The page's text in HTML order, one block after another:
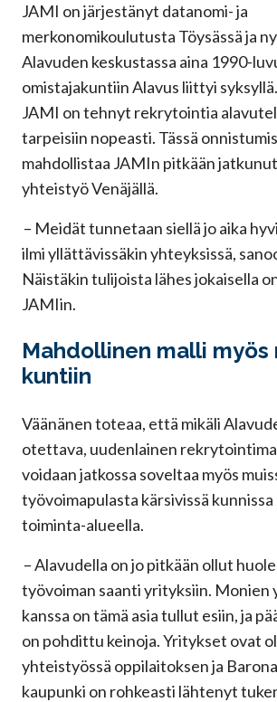
JAMI on järjestänyt datanomi- ja
merkonomikoulutusta Töysässä ja
Alavuden keskustassa aina 1990-
omistajakuntiin Alavus liittyi
JAMI on tehnyt rekrytointia
tarpeisiin nopeasti. Tässä
mahdollistaa JAMIn pitkään
yhteistyö Venäjällä.
– Meidät tunnetaan siellä jo aika
ilmi yllättävissäkin yhteyksissä,
Näistäkin tulijoista lähes jokaisella
JAMIin.
Mahdollinen malli myös
kuntiin
Väänänen toteaa, että mikäli
otettava, uudenlainen
voidaan jatkossa soveltaa myös
työvoimapulasta kärsivissä
toiminta-alueella.
– Alavudella on jo pitkään ollut
työvoiman saanti yrityksiin. Monien
kanssa on tämä asia tullut esiin, ja
on pohdittu keinoja. Yritykset ovat
yhteistyössä oppilaitoksen ja
kaupunki on rohkeasti lähtenyt